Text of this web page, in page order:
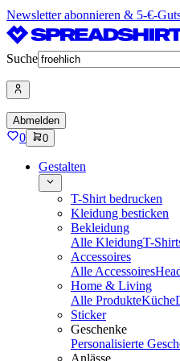
Newsletter abonnieren & 5-€-
Suche
Abmelden
0 0
Gestalten
T-Shirt bedrucken
Kleidung besticken
Bekleidung
Alle KleidungT-
Accessoires
Alle Accessoires
Home & Living
Alle ProdukteKüche
Sticker
Geschenke
Personalisierte